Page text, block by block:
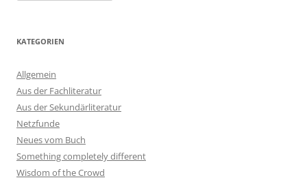
KATEGORIEN
Allgemein
Aus der Fachliteratur
Aus der Sekundärliteratur
Netzfunde
Neues vom Buch
Something completely different
Wisdom of the Crowd